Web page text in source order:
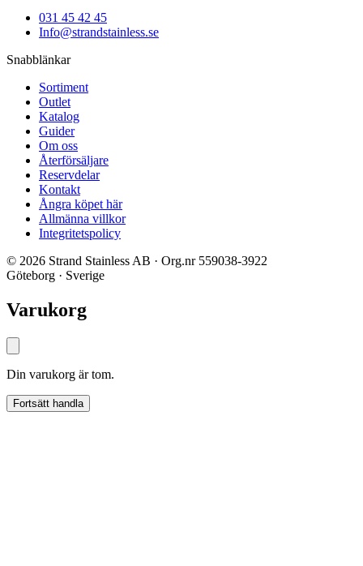
031 45 42 45
Info@strandstainless.se
Snabblänkar
Sortiment
Outlet
Katalog
Guider
Om oss
Återförsäljare
Reservdelar
Kontakt
Ångra köpet här
Allmänna villkor
Integritetspolicy
© 2026 Strand Stainless AB · Org.nr 559038-3922
Göteborg · Sverige
Varukorg
Din varukorg är tom.
Fortsätt handla